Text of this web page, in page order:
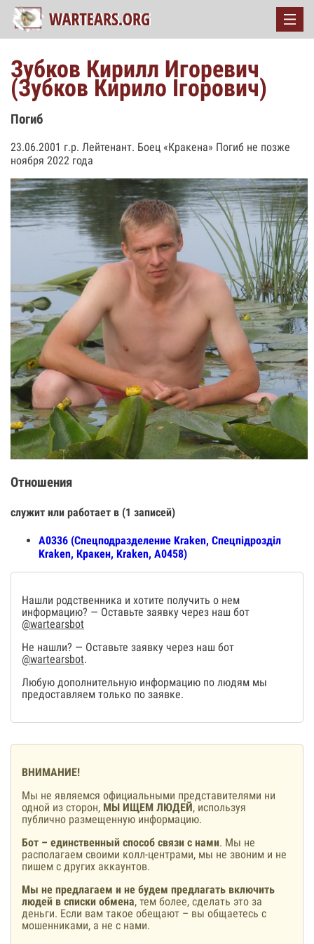
Зубков Кирилл Игоревич
(Зубков Кирило Ігорович)
Погиб
23.06.2001 г.р. Лейтенант. Боец «Кракена» Погиб не позже
ноября 2022 года
Отношения
служит или работает в (1 записей)
А0336 (Спецподразделение Kraken, Спецпiдроздiл
Kraken, Кракен, Kraken, А0458)
Нашли родственника и хотите получить о нем
информацию? — Оставьте заявку через наш бот
@wartearsbot
Не нашли? — Оставьте заявку через наш бот
@wartearsbot.
Любую дополнительную информацию по людям мы
предоставляем только по заявке.
ВНИМАНИЕ!
Мы не являемся официальными представителями ни
одной из сторон, МЫ ИЩЕМ ЛЮДЕЙ, используя
публично размещенную информацию.
Бот – единственный способ связи с нами. Мы не
располагаем своими колл-центрами, мы не звоним и не
пишем с других аккаунтов.
Мы не предлагаем и не будем предлагать включить
людей в списки обмена, тем более, сделать это за
деньги. Если вам такое обещают – вы общаетесь с
мошенниками, а не с нами.